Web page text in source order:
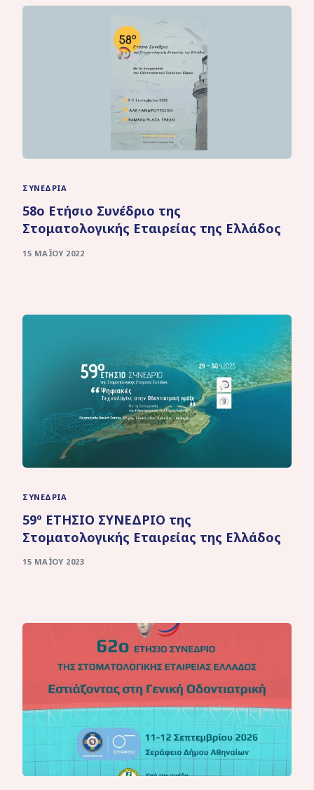
ΣΥΝΈΔΡΙΑ
58ο Ετήσιο Συνέδριο της
Στοματολογικής Εταιρείας της Ελλάδος
15 ΜΑΪ́ΟΥ 2022
ΣΥΝΈΔΡΙΑ
59º ΕΤΗΣΙΟ ΣΥΝΕΔΡΙΟ της
Στοματολογικής Εταιρείας της Ελλάδος
15 ΜΑΪ́ΟΥ 2023